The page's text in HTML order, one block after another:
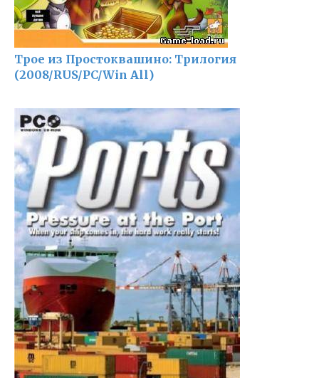
Трое из Простоквашино: Трилогия
(2008/RUS/PC/Win All)